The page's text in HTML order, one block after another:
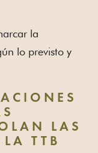
la
lo previsto y
LAS
TTB